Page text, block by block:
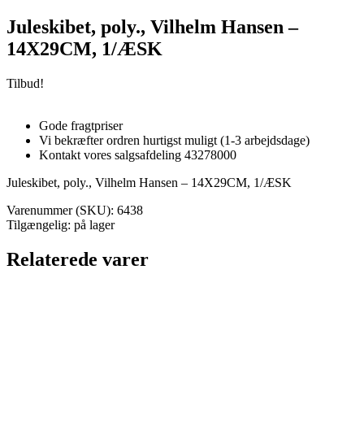
Juleskibet, poly., Vilhelm Hansen –
14X29CM, 1/ÆSK
Tilbud!
Gode fragtpriser
Vi bekræfter ordren hurtigst muligt (1-3 arbejdsdage)
Kontakt vores salgsafdeling 43278000
Juleskibet, poly., Vilhelm Hansen – 14X29CM, 1/ÆSK
Varenummer (SKU): 6438
Tilgængelig: på lager
Relaterede varer